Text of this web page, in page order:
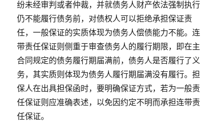
纷未经审判或者仲裁，并就债务人财产依法强制执行
仍不能履行债务前，对债权人可以拒绝承担保证责
任，一般保证的实质体现为债务人偿债能力不能。连
带责任保证则侧重于审查债务人的履行期限，即在主
合同规定的债务履行期届满前，债务人是否履行了义
务，其实质则体现为债务人履行期届满没有履行。担
保人在出具担保函时，要明确保证方式，若为一般责
任保证则应准确表述，以免因约定不明而承担连带责
任保证。